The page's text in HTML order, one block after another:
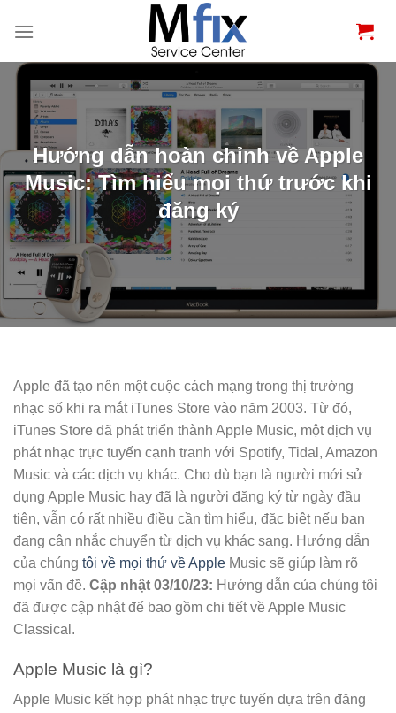
qua
dung
Hướng dẫn hoàn chỉnh về Apple
Music: Tìm hiểu mọi thứ trước khi
đăng ký
Apple đã tạo nên một cuộc cách mạng trong thị trường
nhạc số khi ra mắt iTunes Store vào năm 2003. Từ đó,
iTunes Store đã phát triển thành Apple Music, một dịch vụ
phát nhạc trực tuyến cạnh tranh với Spotify, Tidal, Amazon
Music và các dịch vụ khác. Cho dù bạn là người mới sử
dụng Apple Music hay đã là người đăng ký từ ngày đầu
tiên, vẫn có rất nhiều điều cần tìm hiểu, đặc biệt nếu bạn
đang cân nhắc chuyển từ dịch vụ khác sang. Hướng dẫn
của chúng tôi về mọi thứ về Apple Music sẽ giúp làm rõ
mọi vấn đề. Cập nhật 03/10/23: Hướng dẫn của chúng tôi
đã được cập nhật để bao gồm chi tiết về Apple Music
Classical.
Apple Music là gì?
Apple Music kết hợp phát nhạc trực tuyến dựa trên đăng